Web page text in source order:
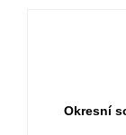
Okresní